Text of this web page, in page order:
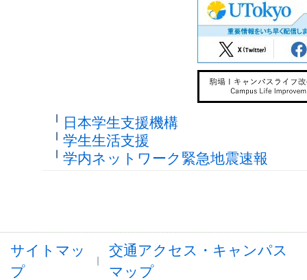
日本学生支援機構
学生生活支援
学内ネットワーク緊急地震速報
サイトマッ
プ
交通アクセス・キャンパス
マップ